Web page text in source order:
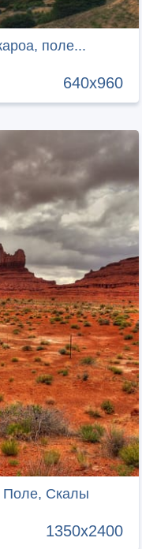
поле...
640x960
Поле, Скалы
1350x2400